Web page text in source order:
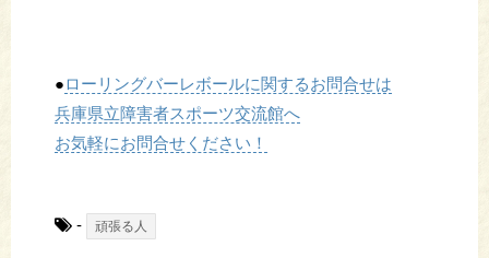
●ローリングバーレボールに関するお問合せは
兵庫県立障害者スポーツ交流館へ
お気軽にお問合せください！
- 頑張る人